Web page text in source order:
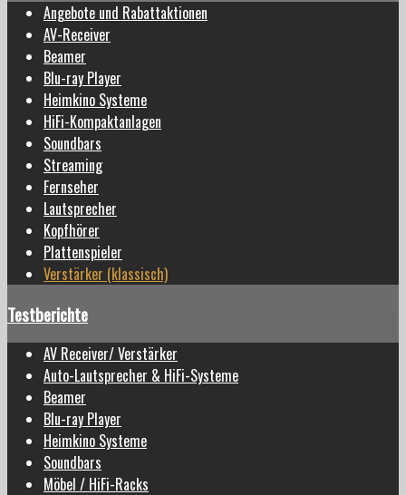
Angebote und Rabattaktionen
AV-Receiver
Beamer
Blu-ray Player
Heimkino Systeme
HiFi-Kompaktanlagen
Soundbars
Streaming
Fernseher
Lautsprecher
Kopfhörer
Plattenspieler
Verstärker (klassisch)
Testberichte
AV Receiver/ Verstärker
Auto-Lautsprecher & HiFi-Systeme
Beamer
Blu-ray Player
Heimkino Systeme
Soundbars
Möbel / HiFi-Racks